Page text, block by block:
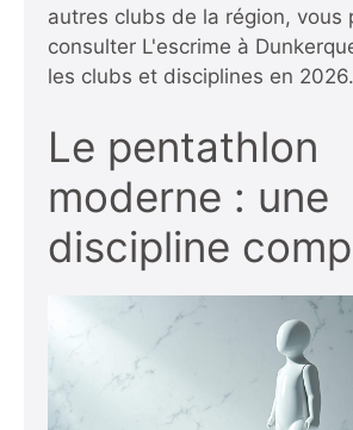
autres clubs de la région, vous
consulter L'escrime à
les clubs et disciplines en 2026.
Le pentathlon
moderne : une
discipline